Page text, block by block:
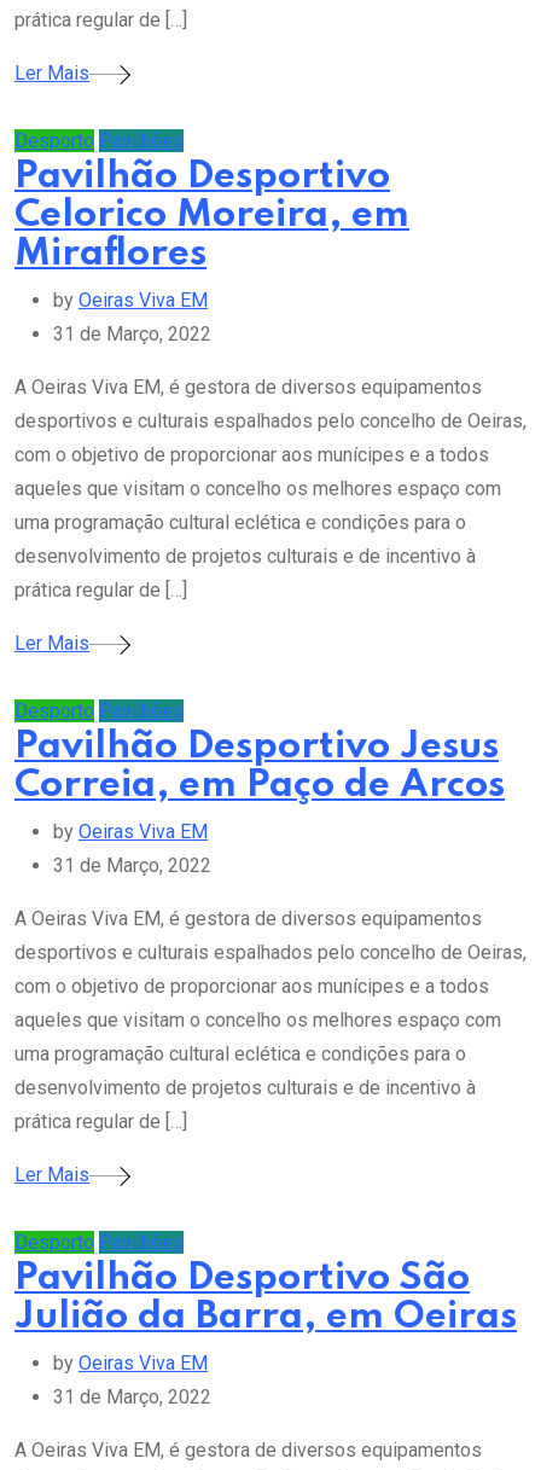
prática regular de […]
Ler Mais
Desporto Pavilhões
Pavilhão Desportivo
Celorico Moreira, em
Miraflores
by Oeiras Viva EM
31 de Março, 2022
A Oeiras Viva EM, é gestora de diversos equipamentos
desportivos e culturais espalhados pelo concelho de Oeiras,
com o objetivo de proporcionar aos munícipes e a todos
aqueles que visitam o concelho os melhores espaço com
uma programação cultural eclética e condições para o
desenvolvimento de projetos culturais e de incentivo à
prática regular de […]
Ler Mais
Desporto Pavilhões
Pavilhão Desportivo Jesus
Correia, em Paço de Arcos
by Oeiras Viva EM
31 de Março, 2022
A Oeiras Viva EM, é gestora de diversos equipamentos
desportivos e culturais espalhados pelo concelho de Oeiras,
com o objetivo de proporcionar aos munícipes e a todos
aqueles que visitam o concelho os melhores espaço com
uma programação cultural eclética e condições para o
desenvolvimento de projetos culturais e de incentivo à
prática regular de […]
Ler Mais
Desporto Pavilhões
Pavilhão Desportivo São
Julião da Barra, em Oeiras
by Oeiras Viva EM
31 de Março, 2022
A Oeiras Viva EM, é gestora de diversos equipamentos